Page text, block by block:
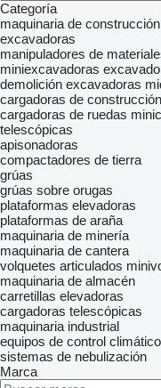
Categoría
maquinaria de construcción
excavadoras
manipuladores de
miniexcavadoras
demolición excavadoras
cargadoras de construcción
cargadoras de ruedas
telescópicas
apisonadoras
compactadores de tierra
grúas
grúas sobre orugas
plataformas elevadoras
plataformas de araña
maquinaria de minería
maquinaria de cantera
volquetes articulados
maquinaria de almacén
carretillas elevadoras
cargadoras telescópicas
maquinaria industrial
equipos de control
sistemas de nebulización
Marca